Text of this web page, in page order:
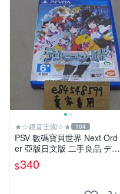
★☆鏡音王國☆★ 104
PSV 數碼寶貝世界 Next Ord
er 亞版日文版 二手良品 デジ
モンワールド Digimon World
$340